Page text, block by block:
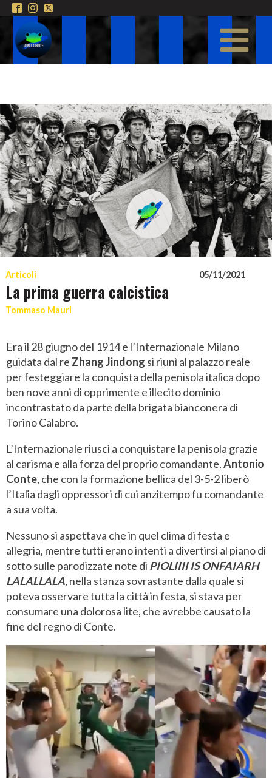
Articoli 05/11/2021
La prima guerra calcistica
Tommaso Mauri
Era il 28 giugno del 1914 e l’Internazionale Milano
guidata dal re Zhang Jindong si riunì al palazzo reale
per festeggiare la conquista della penisola italica dopo
ben nove anni di opprimente e illecito dominio
incontrastato da parte della brigata bianconera di
Torino Calabro.
L’Internazionale riuscì a conquistare la penisola grazie
al carisma e alla forza del proprio comandante,Antonio
Conte, che con la formazione bellica del 3-5-2 liberò
l’Italia dagli oppressori di cui anzitempo fu comandante
a sua volta.
Nessuno si aspettava che in quel clima di festa e
allegria, mentre tutti erano intenti a divertirsi al piano di
sotto sulle parodizzate note di PIOLIIII IS ONFAIARH
LALALLALA, nella stanza sovrastante dalla quale si
poteva osservare tutta la città in festa, si stava per
consumare una dolorosa lite, che avrebbe causato la
fine del regno di Conte.